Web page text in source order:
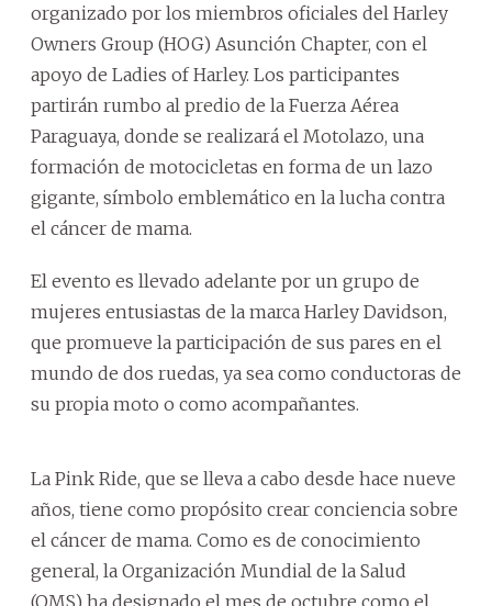
organizado por los miembros oficiales del Harley
Owners Group (HOG) Asunción Chapter, con el
apoyo de Ladies of Harley. Los participantes
partirán rumbo al predio de la Fuerza Aérea
Paraguaya, donde se realizará el Motolazo, una
formación de motocicletas en forma de un lazo
gigante, símbolo emblemático en la lucha contra
el cáncer de mama.
El evento es llevado adelante por un grupo de
mujeres entusiastas de la marca Harley Davidson,
que promueve la participación de sus pares en el
mundo de dos ruedas, ya sea como conductoras de
su propia moto o como acompañantes.
La Pink Ride, que se lleva a cabo desde hace nueve
años, tiene como propósito crear conciencia sobre
el cáncer de mama. Como es de conocimiento
general, la Organización Mundial de la Salud
(OMS) ha designado el mes de octubre como el